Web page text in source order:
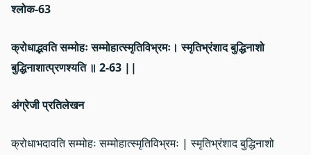
श्लोक-63
क्रोधाद्भवति सम्मोहः सम्मोहात्स्मृतिविभ्रमः। स्मृतिभ्रंशाद बुद्धिनाशो
बुद्धिनाशात्प्रणश्यति ॥ 2-63 ||
अंग्रेजी प्रतिलेखन
क्रोधाभदावति सम्मोहः सम्मोहात्स्मृतिविभ्रमः | स्मृतिभ्रंशाद बुद्धिनाशो